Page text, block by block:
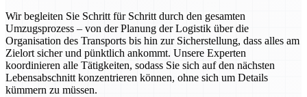
Wir begleiten Sie Schritt für Schritt durch den gesamten
Umzugsprozess – von der Planung der Logistik über die
Organisation des Transports bis hin zur Sicherstellung, dass alles am
Zielort sicher und pünktlich ankommt. Unsere Experten
koordinieren alle Tätigkeiten, sodass Sie sich auf den nächsten
Lebensabschnitt konzentrieren können, ohne sich um Details
kümmern zu müssen.